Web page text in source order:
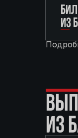
ИЗ
ИЗ